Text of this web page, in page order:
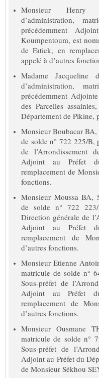
Monsieur Henry
d’administration,
précédemment
Koumpentoum, est
de Fatick, en
appelé à d’autres
Madame Jacqueline
d’administration,
précédemment
des Parcelles
Département de Pikine,
Monsieur Boubacar
de solde n° 722 225/B,
de l’Arrondissement
Adjoint au Préfet
remplacement de
fonctions.
Monsieur Moussa BA,
de solde n° 722
Direction générale de
Adjoint au Préfet
remplacement de
d’autres fonctions.
Monsieur Etienne
matricule de solde n°
Sous-préfet de
Adjoint au Préfet
remplacement de
d’autres fonctions.
Monsieur Ousmane
matricule de solde n°
Sous-préfet de
Adjoint au Préfet du
de Monsieur Sékhou